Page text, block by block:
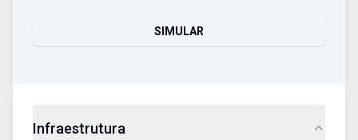
SIMULAR
Infraestrutura